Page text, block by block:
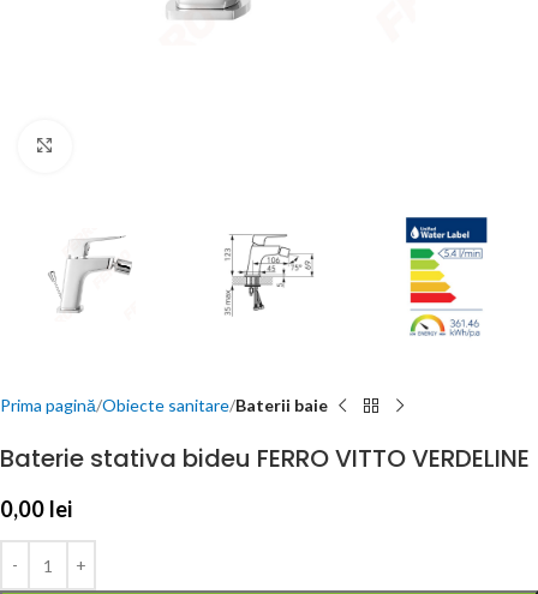
Prima pagină Obiecte sanitare Baterii baie
Baterie stativa bideu FERRO VITTO VERDELINE
0,00 lei